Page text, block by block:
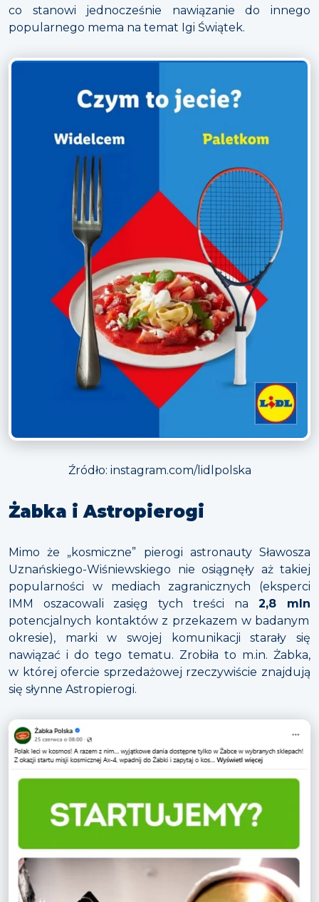
co stanowi jednocześnie nawiązanie do innego
popularnego mema na temat Igi Świątek.
Źródło: instagram.com/lidlpolska
Żabka i Astropierogi
Mimo że „kosmiczne” pierogi astronauty Sławosza
Uznańskiego-Wiśniewskiego nie osiągnęły aż takiej
popularności w mediach zagranicznych (eksperci
IMM oszacowali zasięg tych treści na 2,8 mln
potencjalnych kontaktów z przekazem w badanym
okresie), marki w swojej komunikacji starały się
nawiązać i do tego tematu. Zrobiła to m.in. Żabka,
w której ofercie sprzedażowej rzeczywiście znajdują
się słynne Astropierogi.